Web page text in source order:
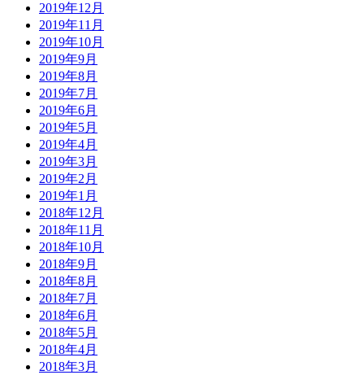
2019年12月
2019年11月
2019年10月
2019年9月
2019年8月
2019年7月
2019年6月
2019年5月
2019年4月
2019年3月
2019年2月
2019年1月
2018年12月
2018年11月
2018年10月
2018年9月
2018年8月
2018年7月
2018年6月
2018年5月
2018年4月
2018年3月